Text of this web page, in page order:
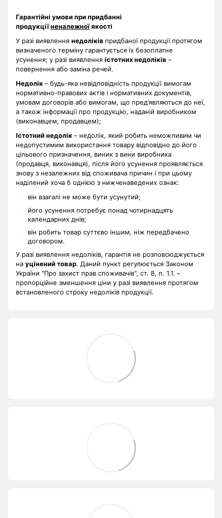
Гарантійні умови при придбанні
продукціїненалежноїякості
У разі виявлення недоліків придбаної продукції протягом
визначеного терміну гарантується їх безоплатне
усунення; у разі виявлення істотних недоліків –
повернення або заміна речей.
Недолік– будь-яка невідповідність продукції вимогам
нормативно-правових актів і нормативних документів,
умовам договорів або вимогам, що пред’являються до неї,
а також інформації про продукцію, наданій виробником
(виконавцем, продавцем);
Істотний недолік– недолік, який робить неможливим чи
недопустимим використання товару відповідно до його
цільового призначення, виник з вини виробника
(продавця, виконавця), після його усунення проявляється
знову з незалежних від споживача причин і при цьому
наділений хоча б однією з нижченаведених ознак:
він взагалі не може бути усунутий;
його усунення потребує понад чотирнадцять
календарних днів;
він робить товар суттєво іншим, ніж передбачено
договором.
У разі виявлення недоліків, гарантія не розповсюджується
на уцінений товар. Даний пункт регулюється Законом
України "Про захист прав споживачів", ст. 8, п. 1.1. –
пропорційне зменшення ціни у разі виявлення протягом
встановленого строку недоліків продукції.